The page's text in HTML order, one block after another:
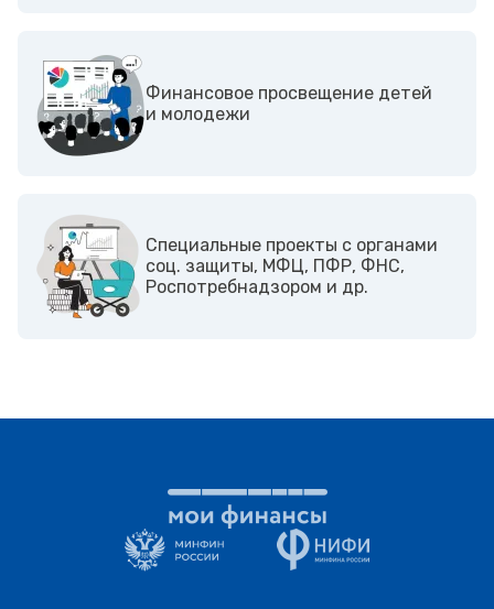
Финансовое просвещение детей
и молодежи
Cпециальные проекты с органами
соц. защиты, МФЦ, ПФР, ФНС,
Роспотребнадзором и др.